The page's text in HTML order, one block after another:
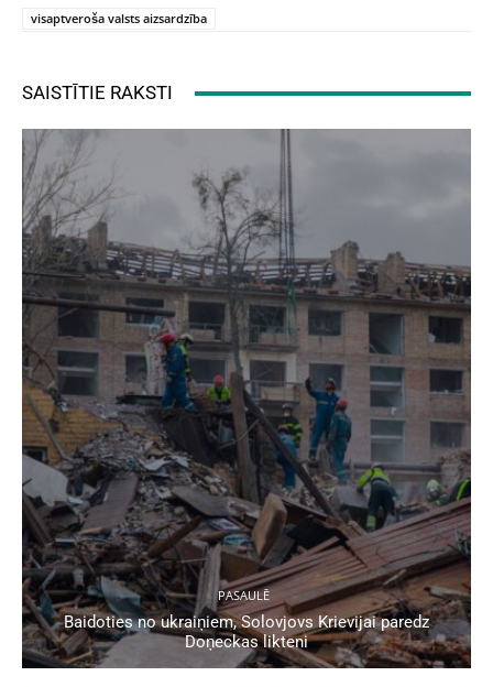
visaptveroša valsts aizsardzība
SAISTĪTIE RAKSTI
PASAULĒ
Baidoties no ukraiņiem, Solovjovs Krievijai paredz
Doņeckas likteni